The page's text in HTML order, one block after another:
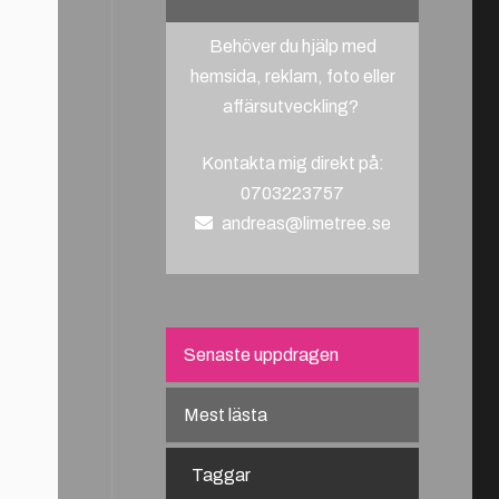
Behöver du hjälp med
hemsida, reklam, foto eller
affärsutveckling?
Kontakta mig direkt på:
0703223757
andreas@limetree.se
Senaste uppdragen
Mest lästa
Taggar